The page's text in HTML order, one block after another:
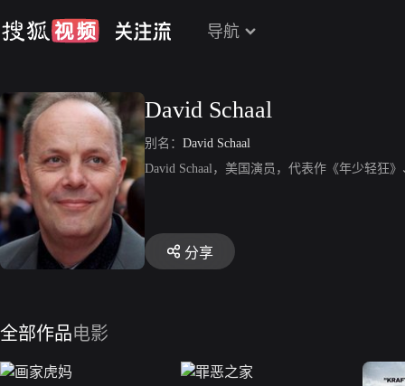
导航
David Schaal
别名： David Schaal
David Schaal，美国演员，代表作《年少轻狂
分享
全部作品电影